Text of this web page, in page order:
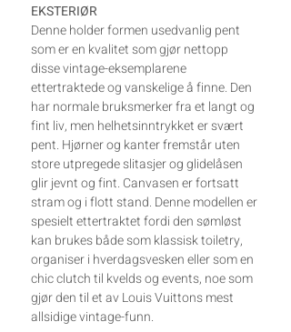
EKSTERIØR
Denne holder formen usedvanlig pent
som er en kvalitet som gjør nettopp
disse vintage-eksemplarene
ettertraktede og vanskelige å finne. Den
har normale bruksmerker fra et langt og
fint liv, men helhetsinntrykket er svært
pent. Hjørner og kanter fremstår uten
store utpregede slitasjer og glidelåsen
glir jevnt og fint. Canvasen er fortsatt
stram og i flott stand. Denne modellen er
spesielt ettertraktet fordi den sømløst
kan brukes både som klassisk toiletry,
organiser i hverdagsvesken eller som en
chic clutch til kvelds og events, noe som
gjør den til et av Louis Vuittons mest
allsidige vintage-funn.